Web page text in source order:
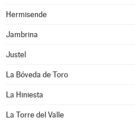
Hermisende
Jambrina
Justel
La Bóveda de Toro
La Hiniesta
La Torre del Valle